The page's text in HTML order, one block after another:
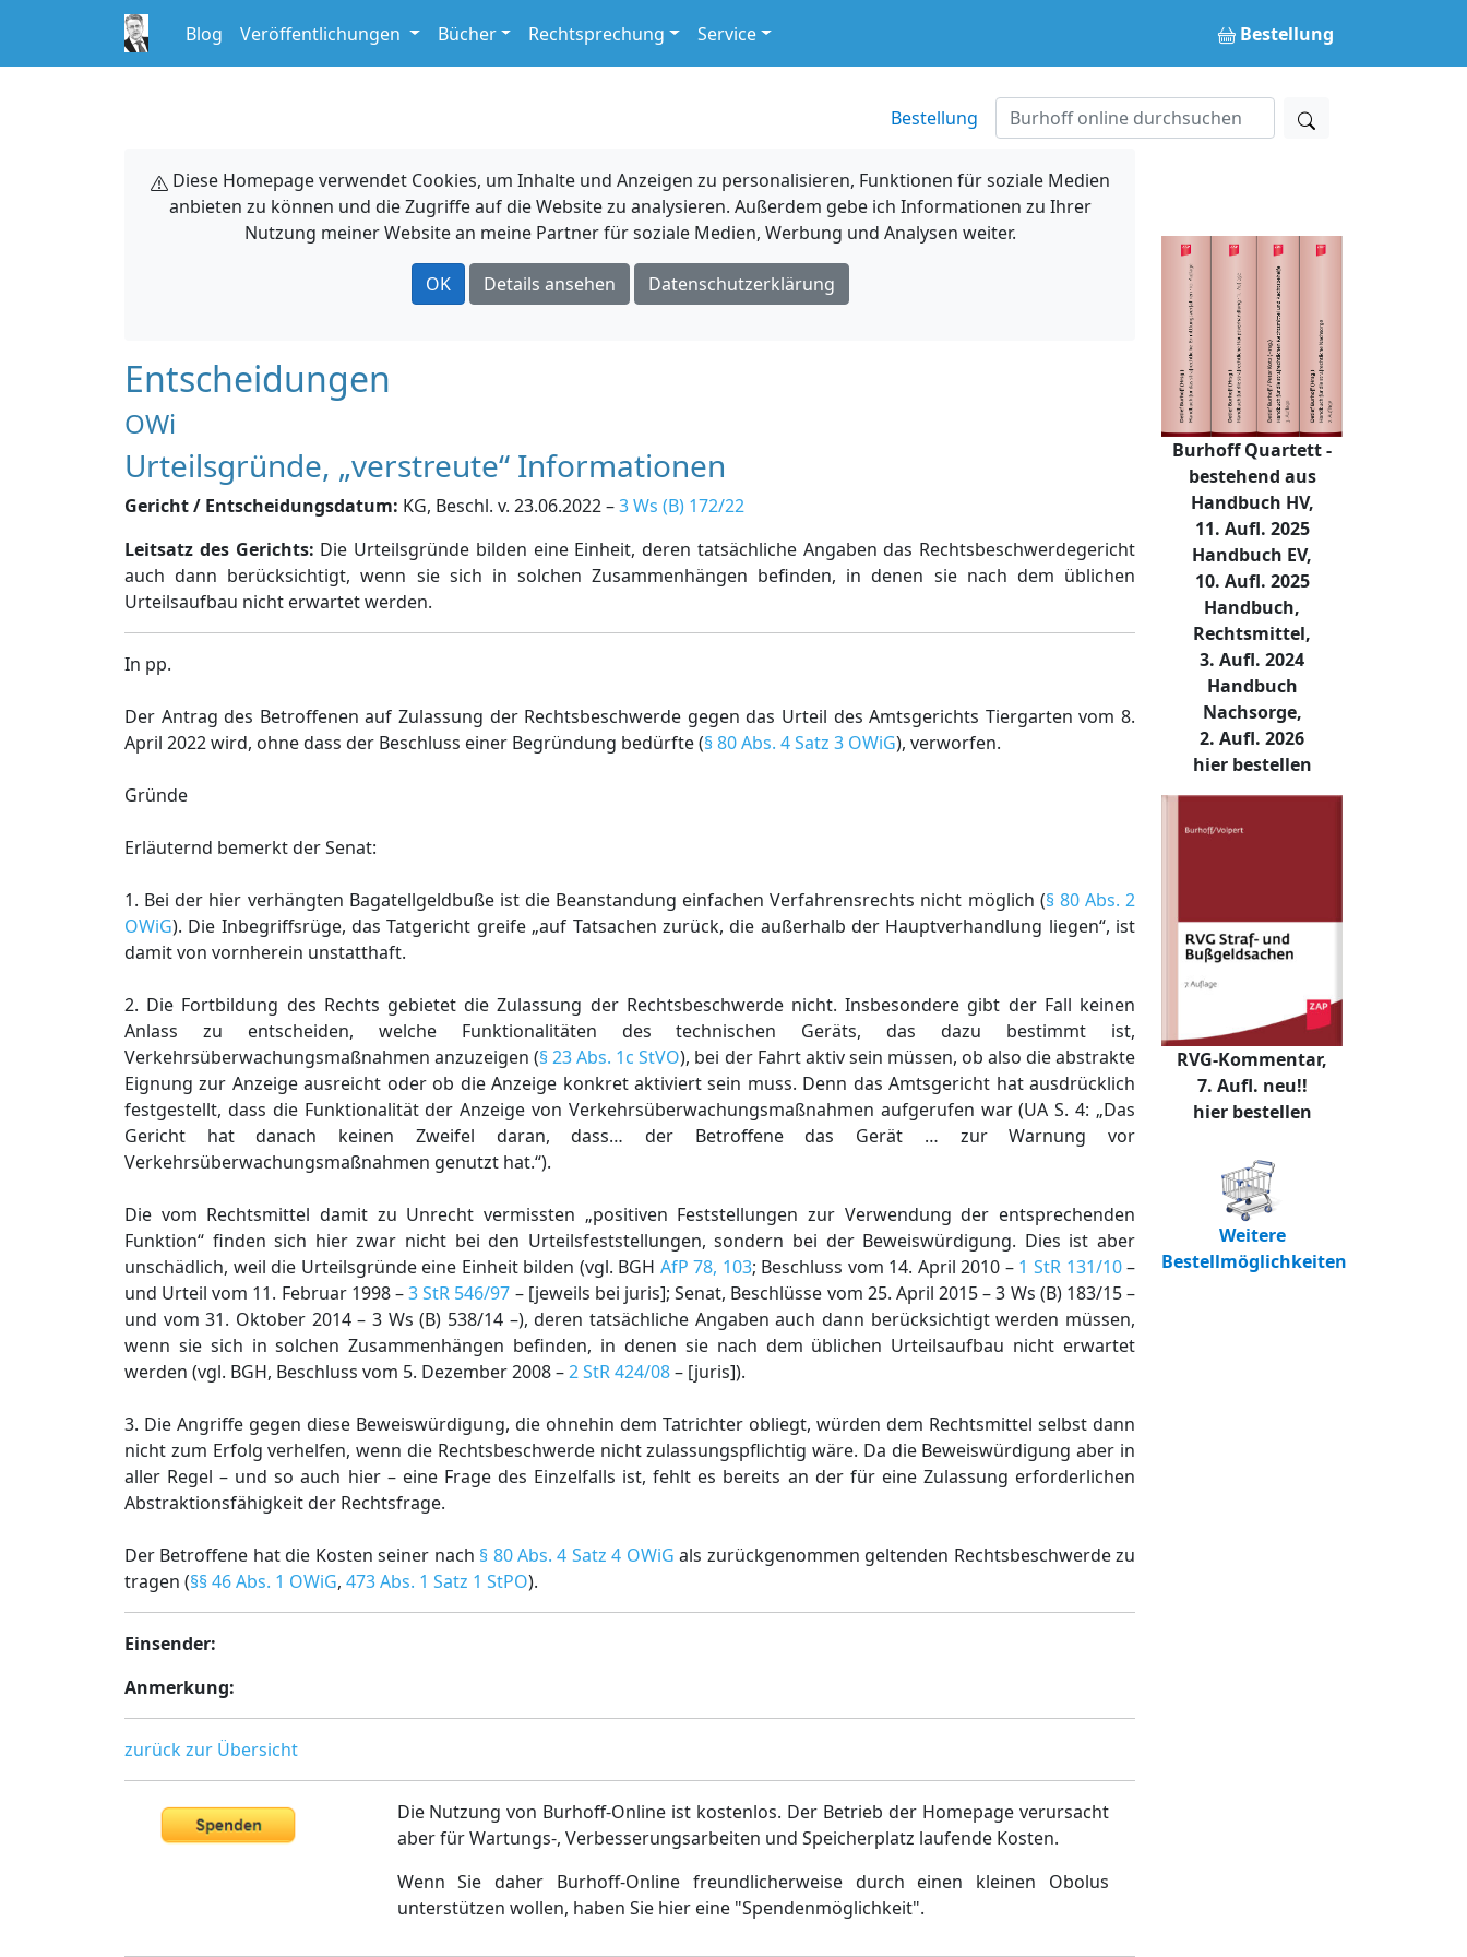
Blog Veröffentlichungen Bücher Rechtsprechung Service Bestellung
Bestellung
Diese Homepage verwendet Cookies, um Inhalte und Anzeigen zu personalisieren, Funktionen für soziale Medien
anbieten zu können und die Zugriffe auf die Website zu analysieren. Außerdem gebe ich Informationen zu Ihrer
Nutzung meiner Website an meine Partner für soziale Medien, Werbung und Analysen weiter.
OK Details ansehen Datenschutzerklärung
Entscheidungen
OWi
Urteilsgründe, „verstreute“ Informationen
Gericht / Entscheidungsdatum: KG, Beschl. v. 23.06.2022 –3 Ws (B) 172/22
Leitsatz des Gerichts: Die Urteilsgründe bilden eine Einheit, deren tatsächliche Angaben das Rechtsbeschwerdegericht
auch dann berücksichtigt, wenn sie sich in solchen Zusammenhängen befinden, in denen sie nach dem üblichen
Urteilsaufbau nicht erwartet werden.
In pp.
Der Antrag des Betroffenen auf Zulassung der Rechtsbeschwerde gegen das Urteil des Amtsgerichts Tiergarten vom 8.
April 2022 wird, ohne dass der Beschluss einer Begründung bedürfte (§ 80 Abs. 4 Satz 3 OWiG), verworfen.
Gründe
Erläuternd bemerkt der Senat:
1. Bei der hier verhängten Bagatellgeldbuße ist die Beanstandung einfachen Verfahrensrechts nicht möglich (§ 80 Abs. 2
OWiG). Die Inbegriffsrüge, das Tatgericht greife „auf Tatsachen zurück, die außerhalb der Hauptverhandlung liegen“, ist
damit von vornherein unstatthaft.
2. Die Fortbildung des Rechts gebietet die Zulassung der Rechtsbeschwerde nicht. Insbesondere gibt der Fall keinen
Anlass zu entscheiden, welche Funktionalitäten des technischen Geräts, das dazu bestimmt ist,
Verkehrsüberwachungsmaßnahmen anzuzeigen (§ 23 Abs. 1c StVO), bei der Fahrt aktiv sein müssen, ob also die abstrakte
Eignung zur Anzeige ausreicht oder ob die Anzeige konkret aktiviert sein muss. Denn das Amtsgericht hat ausdrücklich
festgestellt, dass die Funktionalität der Anzeige von Verkehrsüberwachungsmaßnahmen aufgerufen war (UA S. 4: „Das
Gericht hat danach keinen Zweifel daran, dass… der Betroffene das Gerät … zur Warnung vor
Verkehrsüberwachungsmaßnahmen genutzt hat.“).
Die vom Rechtsmittel damit zu Unrecht vermissten „positiven Feststellungen zur Verwendung der entsprechenden
Funktion“ finden sich hier zwar nicht bei den Urteilsfeststellungen, sondern bei der Beweiswürdigung. Dies ist aber
unschädlich, weil die Urteilsgründe eine Einheit bilden (vgl. BGH AfP 78, 103; Beschluss vom 14. April 2010 – 1 StR 131/10–
und Urteil vom 11. Februar 1998 –3 StR 546/97 – [jeweils bei juris]; Senat, Beschlüsse vom 25. April 2015 – 3 Ws (B) 183/15 –
und vom 31. Oktober 2014 – 3 Ws (B) 538/14 –), deren tatsächliche Angaben auch dann berücksichtigt werden müssen,
wenn sie sich in solchen Zusammenhängen befinden, in denen sie nach dem üblichen Urteilsaufbau nicht erwartet
werden (vgl. BGH, Beschluss vom 5. Dezember 2008 –2 StR 424/08– [juris]).
3. Die Angriffe gegen diese Beweiswürdigung, die ohnehin dem Tatrichter obliegt, würden dem Rechtsmittel selbst dann
nicht zum Erfolg verhelfen, wenn die Rechtsbeschwerde nicht zulassungspflichtig wäre. Da die Beweiswürdigung aber in
aller Regel – und so auch hier – eine Frage des Einzelfalls ist, fehlt es bereits an der für eine Zulassung erforderlichen
Abstraktionsfähigkeit der Rechtsfrage.
Der Betroffene hat die Kosten seiner nach § 80 Abs. 4 Satz 4 OWiG als zurückgenommen geltenden Rechtsbeschwerde zu
tragen (§§ 46 Abs. 1 OWiG, 473 Abs. 1 Satz 1 StPO).
Einsender:
Anmerkung:
zurück zur Übersicht
Die Nutzung von Burhoff-Online ist kostenlos. Der Betrieb der Homepage verursacht
aber für Wartungs-, Verbesserungsarbeiten und Speicherplatz laufende Kosten.
Wenn Sie daher Burhoff-Online freundlicherweise durch einen kleinen Obolus
unterstützen wollen, haben Sie hier eine "Spendenmöglichkeit".
Burhoff Quartett -
bestehend aus
Handbuch HV,
11. Aufl. 2025
Handbuch EV,
10. Aufl. 2025
Handbuch,
Rechtsmittel,
3. Aufl. 2024
Handbuch
Nachsorge,
2. Aufl. 2026
hier bestellen
RVG-Kommentar,
7. Aufl. neu!!
hier bestellen
Weitere
Bestellmöglichkeiten